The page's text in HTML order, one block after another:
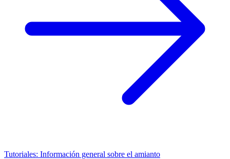
Tutoriales: Información general sobre el amianto